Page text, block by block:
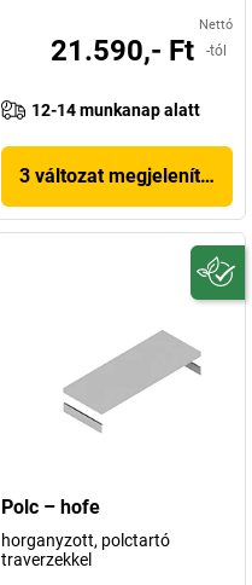
Nettó
21.590,- Ft -tól
12-14 munkanap alatt
3 változat megjelenítése
Polc – hofe
horganyzott, polctartó
traverzekkel